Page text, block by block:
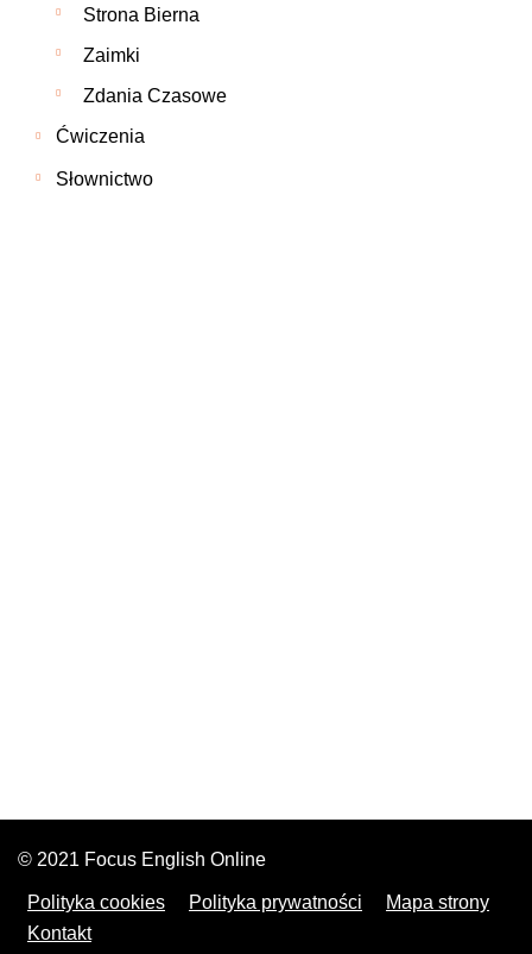
Strona Bierna
Zaimki
Zdania Czasowe
Ćwiczenia
Słownictwo
© 2021 Focus English Online
Polityka cookies Polityka prywatności
Mapa strony
Kontakt